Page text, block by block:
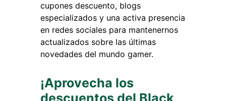
cupones descuento, blogs
especializados y una activa presencia
en redes sociales para mantenernos
actualizados sobre las últimas
novedades del mundo gamer.
¡Aprovecha los
descuentos del Black